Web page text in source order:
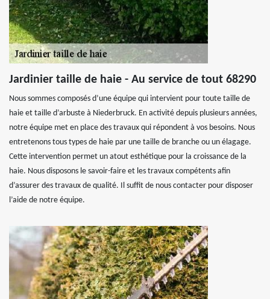
Jardinier taille de haie - Au service de tout 68290
Nous sommes composés d’une équipe qui intervient pour toute taille de
haie et taille d’arbuste à Niederbruck. En activité depuis plusieurs années,
notre équipe met en place des travaux qui répondent à vos besoins. Nous
entretenons tous types de haie par une taille de branche ou un élagage.
Cette intervention permet un atout esthétique pour la croissance de la
haie. Nous disposons le savoir-faire et les travaux compétents afin
d’assurer des travaux de qualité. Il suffit de nous contacter pour disposer
l’aide de notre équipe.